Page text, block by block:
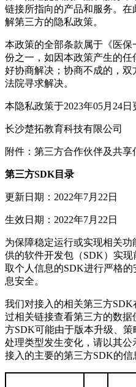
链接所指向的产品和服务。
解第三方的隐私政策。
本政策的全部条款属于《医
份之一，如因本政策产生的
好协商解决；协商不成的，
法院寻求解决。
本隐私政策于2023年05月24日
长沙楚拓教育科技有限公司
附件：第三方合作伙伴及共享
第三方SDK目录
更新日期：2022年7月22日
生效日期：2022年7月22日
为保障稳定运行或实现相关
供的软件开发包（SDK）实
取个人信息的SDK进行严格
息安全。
我们对接入的相关第三方
过相关链接查看第三方的数
方SDK可能由于版本升级、
处理类型发生变化，请以其
接入的主要的第三方SDK的信